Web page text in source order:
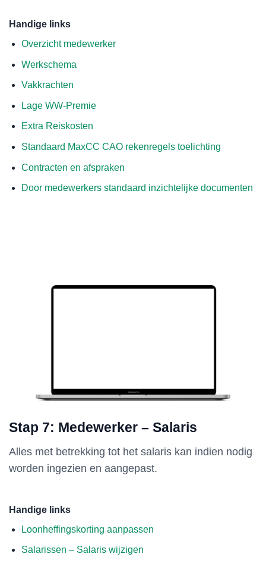
Handige links
Overzicht medewerker
Werkschema
Vakkrachten
Lage WW-Premie
Extra Reiskosten
Standaard MaxCC CAO rekenregels toelichting
Contracten en afspraken
Door medewerkers standaard inzichtelijke documenten
Stap 7: Medewerker – Salaris
Alles met betrekking tot het salaris kan indien nodig
worden ingezien en aangepast.
Handige links
Loonheffingskorting aanpassen
Salarissen – Salaris wijzigen